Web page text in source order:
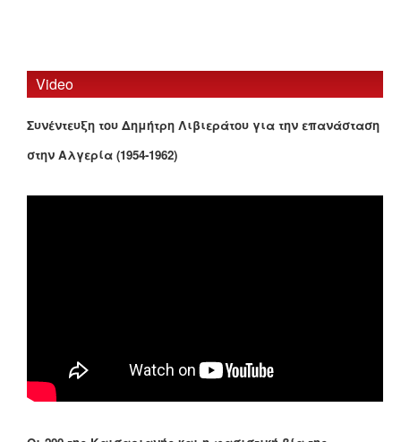
Video
Συνέντευξη του Δημήτρη Λιβιεράτου για την επανάσταση
στην Αλγερία (1954-1962)